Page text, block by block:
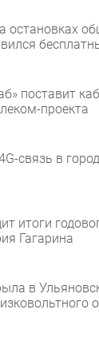
остановках
поставит
проекта
связь в
итоги
Гагарина
в